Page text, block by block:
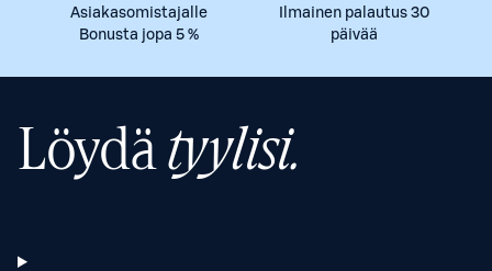
Asiakasomistajalle
Bonusta jopa 5 %
Ilmainen palautus 30
päivää
Löydätyylisi.